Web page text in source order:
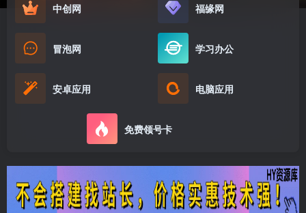
中创网 福缘网
冒泡网 学习办公
安卓应用 电脑应用
免费领号卡